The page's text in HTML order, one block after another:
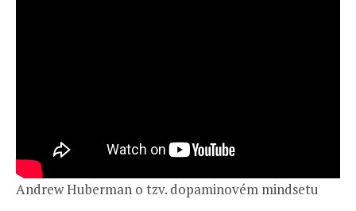
Andrew Huberman o tzv. dopaminovém mindsetu